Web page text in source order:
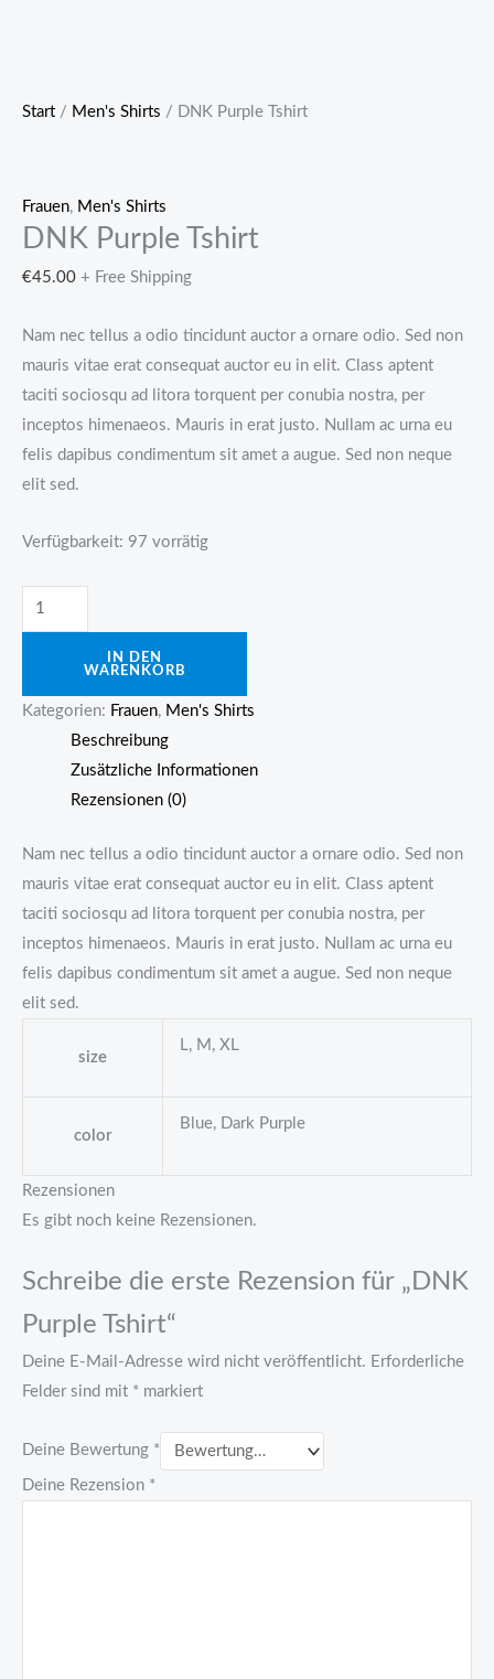
Start / Men's Shirts / DNK Purple Tshirt
Frauen, Men's Shirts
DNK Purple Tshirt
€45.00 + Free Shipping
Nam nec tellus a odio tincidunt auctor a ornare odio. Sed non
mauris vitae erat consequat auctor eu in elit. Class aptent
taciti sociosqu ad litora torquent per conubia nostra, per
inceptos himenaeos. Mauris in erat justo. Nullam ac urna eu
felis dapibus condimentum sit amet a augue. Sed non neque
elit sed.
Verfügbarkeit: 97 vorrätig
DNK
Purple
IN DEN
WARENKORB
Kategorien: Frauen, Men's Shirts
Beschreibung
Zusätzliche Informationen
Rezensionen (0)
Nam nec tellus a odio tincidunt auctor a ornare odio. Sed non
mauris vitae erat consequat auctor eu in elit. Class aptent
taciti sociosqu ad litora torquent per conubia nostra, per
inceptos himenaeos. Mauris in erat justo. Nullam ac urna eu
felis dapibus condimentum sit amet a augue. Sed non neque
elit sed.
size
L, M, XL
color
Blue, Dark Purple
Rezensionen
Es gibt noch keine Rezensionen.
Schreibe die erste Rezension für „DNK
Purple Tshirt“
Deine E-Mail-Adresse wird nicht veröffentlicht. Erforderliche
Felder sind mit * markiert
Deine Bewertung *
Deine Rezension *